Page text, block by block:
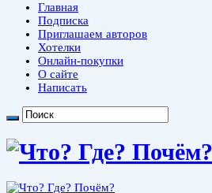
Главная
Подписка
Приглашаем авторов
Хотелки
Онлайн-покупки
О сайте
Написать